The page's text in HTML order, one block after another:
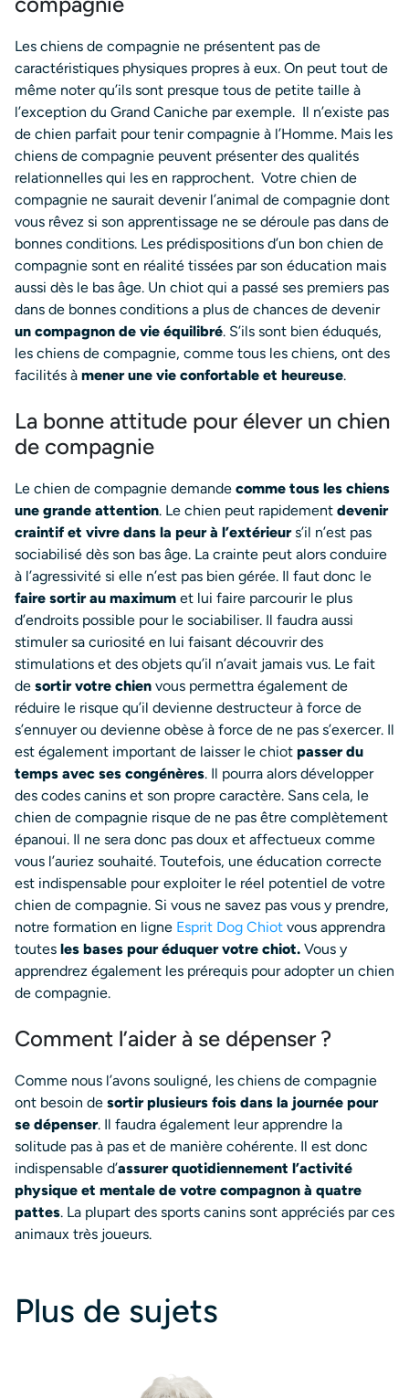
Les chiens de compagnie ne présentent pas de
caractéristiques physiques propres à eux. On peut tout de
même noter qu’ils sont presque tous de petite taille à
l’exception du Grand Caniche par exemple. Il n’existe pas
de chien parfait pour tenir compagnie à l’Homme. Mais les
chiens de compagnie peuvent présenter des qualités
relationnelles qui les en rapprochent. Votre chien de
compagnie ne saurait devenir l’animal de compagnie dont
vous rêvez si son apprentissage ne se déroule pas dans de
bonnes conditions. Les prédispositions d’un bon chien de
compagnie sont en réalité tissées par son éducation mais
aussi dès le bas âge. Un chiot qui a passé ses premiers pas
dans de bonnes conditions a plus de chances de devenir
un compagnon de vie équilibré. S’ils sont bien éduqués,
les chiens de compagnie, comme tous les chiens, ont des
facilités à mener une vie confortable et heureuse.
La bonne attitude pour élever un chien
de compagnie
Le chien de compagnie demande comme tous les chiens
une grande attention. Le chien peut rapidement devenir
craintif et vivre dans la peur à l’extérieurs’il n’est pas
sociabilisé dès son bas âge. La crainte peut alors conduire
à l’agressivité si elle n’est pas bien gérée. Il faut donc le
faire sortir au maximum et lui faire parcourir le plus
d’endroits possible pour le sociabiliser. Il faudra aussi
stimuler sa curiosité en lui faisant découvrir des
stimulations et des objets qu’il n’avait jamais vus. Le fait
de sortir votre chien vous permettra également de
réduire le risque qu’il devienne destructeur à force de
s’ennuyer ou devienne obèse à force de ne pas s’exercer. Il
est également important de laisser le chiot passer du
temps avec ses congénères. Il pourra alors développer
des codes canins et son propre caractère. Sans cela, le
chien de compagnie risque de ne pas être complètement
épanoui. Il ne sera donc pas doux et affectueux comme
vous l’auriez souhaité. Toutefois, une éducation correcte
est indispensable pour exploiter le réel potentiel de votre
chien de compagnie. Si vous ne savez pas vous y prendre,
notre formation en ligne Esprit Dog Chiot vous apprendra
toutes les bases pour éduquer votre chiot. Vous y
apprendrez également les prérequis pour adopter un chien
de compagnie.
Comment l’aider à se dépenser ?
Comme nous l’avons souligné, les chiens de compagnie
ont besoin de sortir plusieurs fois dans la journée pour
se dépenser. Il faudra également leur apprendre la
solitude pas à pas et de manière cohérente. Il est donc
indispensable d’assurer quotidiennement l’activité
physique et mentale de votre compagnon à quatre
pattes. La plupart des sports canins sont appréciés par ces
animaux très joueurs.
Plus de sujets